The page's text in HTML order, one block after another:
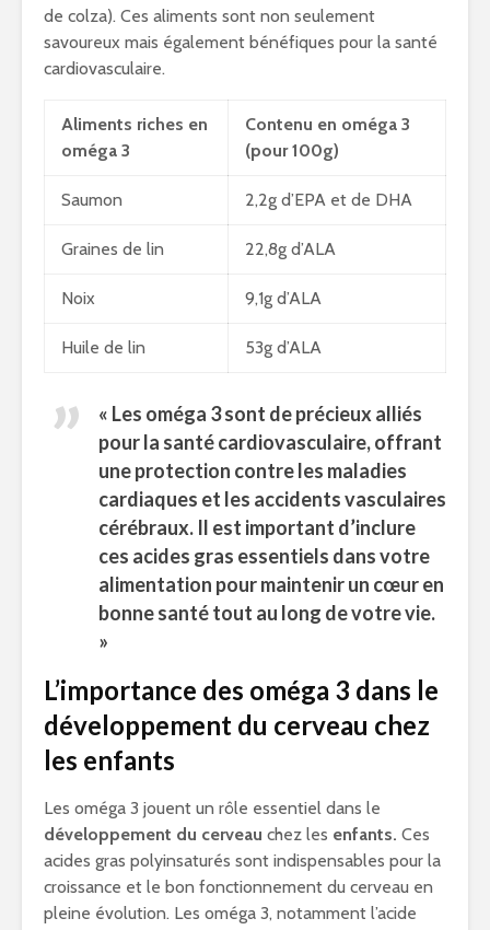
de colza). Ces aliments sont non seulement
savoureux mais également bénéfiques pour la santé
cardiovasculaire.
Aliments riches en
oméga 3
Contenu en oméga 3
(pour 100g)
Saumon 2,2g d’EPA et de DHA
Graines de lin 22,8g d’ALA
Noix 9,1g d’ALA
Huile de lin 53g d’ALA
« Les oméga 3 sont de précieux alliés
pour la santé cardiovasculaire, offrant
une protection contre les maladies
cardiaques et les accidents vasculaires
cérébraux. Il est important d’inclure
ces acides gras essentiels dans votre
alimentation pour maintenir un cœur en
bonne santé tout au long de votre vie.
»
L’importance des oméga 3 dans le
développement du cerveau chez
les enfants
Les oméga 3 jouent un rôle essentiel dans le
développement du cerveau chez les enfants. Ces
acides gras polyinsaturés sont indispensables pour la
croissance et le bon fonctionnement du cerveau en
pleine évolution. Les oméga 3, notamment l’acide